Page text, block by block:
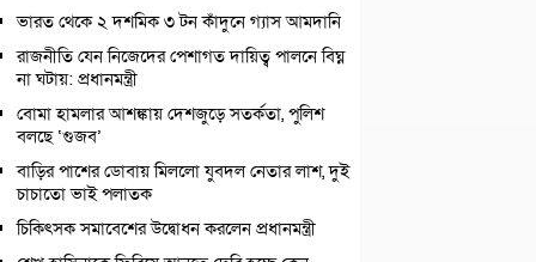
ভারত থেকে ২ দশমিক ৩ টন কাঁদুনে গ্যাস আমদানি
রাজনীতি যেন নিজেদের পেশাগত দায়িত্ব পালনে বিঘ্ন
না ঘটায়: প্রধানমন্ত্রী
বোমা হামলার আশঙ্কায় দেশজুড়ে সতর্কতা, পুলিশ
বলছে ‘গুজব’
বাড়ির পাশের ডোবায় মিললো যুবদল নেতার লাশ, দুই
চাচাতো ভাই পলাতক
চিকিৎসক সমাবেশের উদ্বোধন করলেন প্রধানমন্ত্রী